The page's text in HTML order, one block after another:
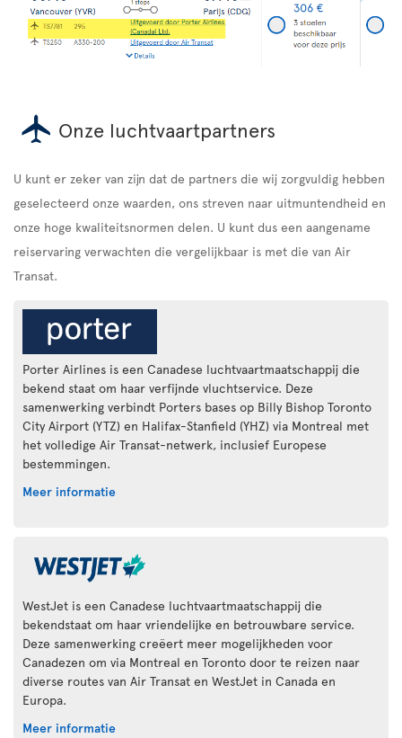
Onze luchtvaartpartners
U kunt er zeker van zijn dat de partners die wij zorgvuldig hebben
geselecteerd onze waarden, ons streven naar uitmuntendheid en
onze hoge kwaliteitsnormen delen. U kunt dus een aangename
reiservaring verwachten die vergelijkbaar is met die van Air
Transat.
Porter Airlines is een Canadese luchtvaartmaatschappij die
bekend staat om haar verfijnde vluchtservice. Deze
samenwerking verbindt Porters bases op Billy Bishop Toronto
City Airport (YTZ) en Halifax-Stanfield (YHZ) via Montreal met
het volledige Air Transat-netwerk, inclusief Europese
bestemmingen.
Meer informatie
WestJet is een Canadese luchtvaartmaatschappij die
bekendstaat om haar vriendelijke en betrouwbare service.
Deze samenwerking creëert meer mogelijkheden voor
Canadezen om via Montreal en Toronto door te reizen naar
diverse routes van Air Transat en WestJet in Canada en
Europa.
Meer informatie